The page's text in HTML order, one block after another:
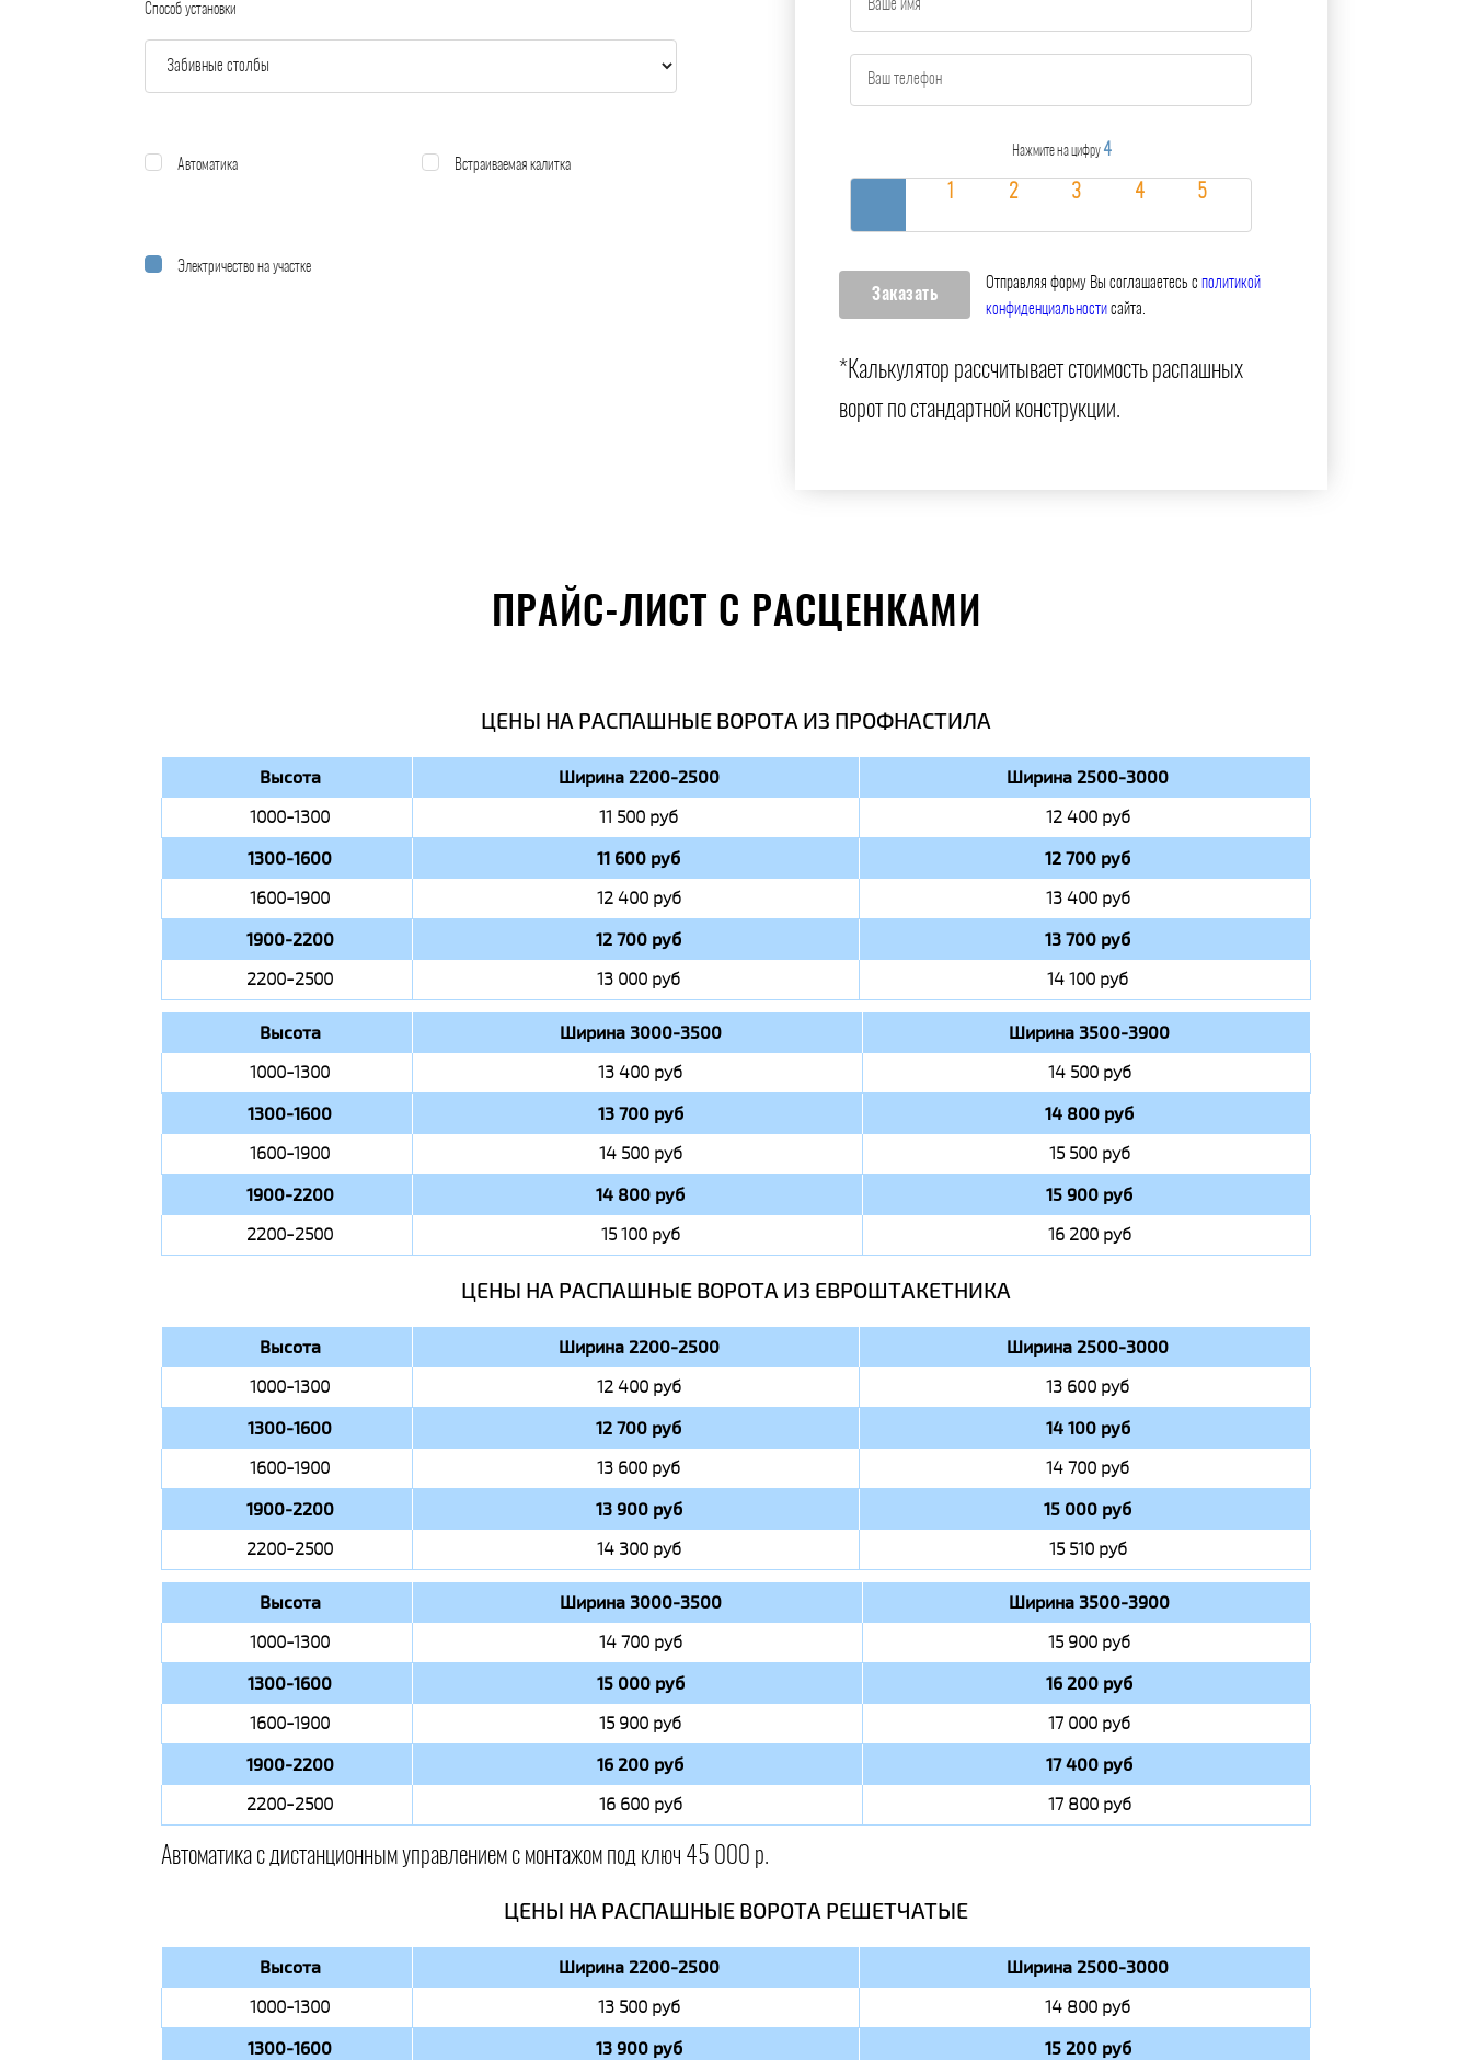
Способ установки
Автоматика Встраиваемая калитка
Электричество на участке
Нажмите на цифру 4
Отправляя форму Вы соглашаетесь с политикой
конфиденциальности сайта.
*Калькулятор рассчитывает стоимость распашных
ворот по стандартной конструкции.
ПРАЙС-ЛИСТ С РАСЦЕНКАМИ
ЦЕНЫ НА РАСПАШНЫЕ ВОРОТА ИЗ ПРОФНАСТИЛА
Высота Ширина 2200-2500 Ширина 2500-3000
1000-1300 11 500 руб 12 400 руб
1300-1600 11 600 руб 12 700 руб
1600-1900 12 400 руб 13 400 руб
1900-2200 12 700 руб 13 700 руб
2200-2500 13 000 руб 14 100 руб
Высота Ширина 3000-3500 Ширина 3500-3900
1000-1300 13 400 руб 14 500 руб
1300-1600 13 700 руб 14 800 руб
1600-1900 14 500 руб 15 500 руб
1900-2200 14 800 руб 15 900 руб
2200-2500 15 100 руб 16 200 руб
ЦЕНЫ НА РАСПАШНЫЕ ВОРОТА ИЗ ЕВРОШТАКЕТНИКА
Высота Ширина 2200-2500 Ширина 2500-3000
1000-1300 12 400 руб 13 600 руб
1300-1600 12 700 руб 14 100 руб
1600-1900 13 600 руб 14 700 руб
1900-2200 13 900 руб 15 000 руб
2200-2500 14 300 руб 15 510 руб
Высота Ширина 3000-3500 Ширина 3500-3900
1000-1300 14 700 руб 15 900 руб
1300-1600 15 000 руб 16 200 руб
1600-1900 15 900 руб 17 000 руб
1900-2200 16 200 руб 17 400 руб
2200-2500 16 600 руб 17 800 руб
Автоматика с дистанционным управлением с монтажом под ключ 45 000 р.
ЦЕНЫ НА РАСПАШНЫЕ ВОРОТА РЕШЕТЧАТЫЕ
Высота Ширина 2200-2500 Ширина 2500-3000
1000-1300 13 500 руб 14 800 руб
1300-1600 13 900 руб 15 200 руб